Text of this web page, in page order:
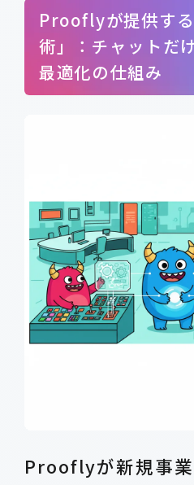
Prooflyが提供す
術」：チャットだ
最適化の仕組み
Prooflyが新規事